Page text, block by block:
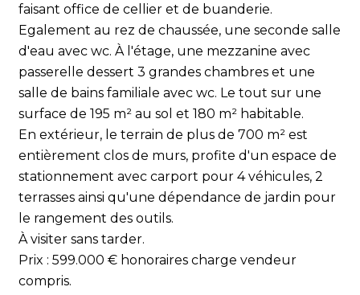
faisant office de cellier et de buanderie.
Egalement au rez de chaussée, une seconde salle
d'eau avec wc. À l'étage, une mezzanine avec
passerelle dessert 3 grandes chambres et une
salle de bains familiale avec wc. Le tout sur une
surface de 195 m² au sol et 180 m² habitable.
En extérieur, le terrain de plus de 700 m² est
entièrement clos de murs, profite d'un espace de
stationnement avec carport pour 4 véhicules, 2
terrasses ainsi qu'une dépendance de jardin pour
le rangement des outils.
À visiter sans tarder.
Prix : 599.000 € honoraires charge vendeur
compris.